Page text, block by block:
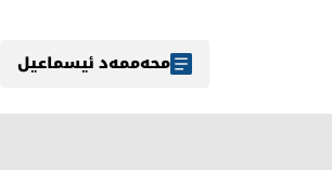
محەممەد ئیسماعیل